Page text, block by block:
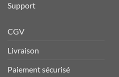
Support
CGV
Livraison
Paiement sécurisé